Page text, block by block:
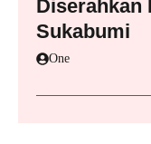
Diserahkan
Sukabumi
One